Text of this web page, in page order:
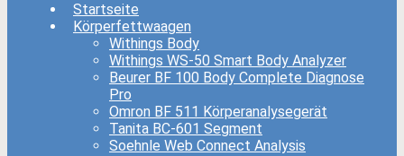
Startseite
Körperfettwaagen
Withings Body
Withings WS-50 Smart Body Analyzer
Beurer BF 100 Body Complete Diagnose
Pro
Omron BF 511 Körperanalysegerät
Tanita BC-601 Segment
Soehnle Web Connect Analysis